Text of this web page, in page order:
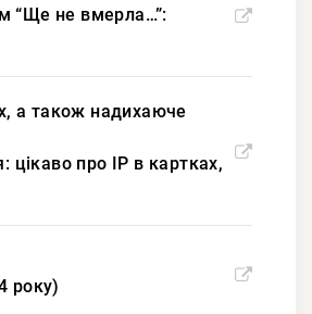
“Ще не вмерла…”:
а також надихаюче
цікаво про IP в картках,
року)